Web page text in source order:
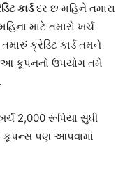
કાર્ડદર છ મહિને તમારા
માટે તમારો ખર્ચ
ક્રેડિટ કાર્ડ તમને
આ કૂપનનો ઉપયોગ તમે
2,000 રૂપિયા સુધી
કૂપન્સ પણ આપવામાં